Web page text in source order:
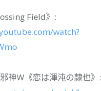
Field》:
watch?
神W《恋は渾沌の隷也》: